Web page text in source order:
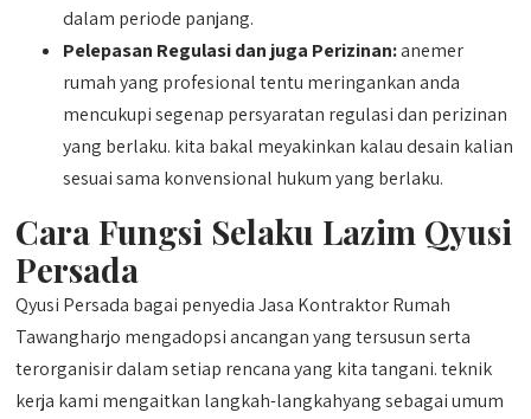
dalam periode panjang.
Pelepasan Regulasi dan juga Perizinan:anemer
rumah yang profesional tentu meringankan anda
mencukupi segenap persyaratan regulasi dan perizinan
yang berlaku. kita bakal meyakinkan kalau desain kalian
sesuai sama konvensional hukum yang berlaku.
Cara Fungsi Selaku Lazim Qyusi
Persada
Qyusi Persada bagai penyedia Jasa Kontraktor Rumah
Tawangharjo mengadopsi ancangan yang tersusun serta
terorganisir dalam setiap rencana yang kita tangani. teknik
kerja kami mengaitkan langkah-langkahyang sebagai umum